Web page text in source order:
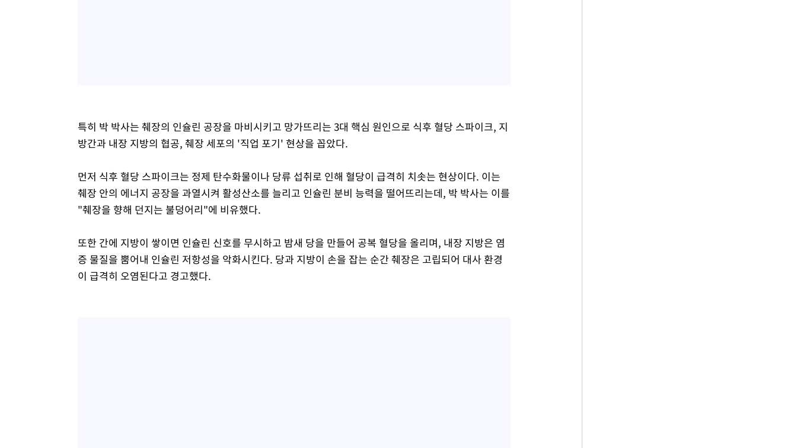
특히 박 박사는 췌장의 인슐린 공장을 마비시키고 망가뜨리는 3대 핵심 원인으로 식후 혈당 스파이크, 지
방간과 내장 지방의 협공, 췌장 세포의 '직업 포기' 현상을 꼽았다.
먼저 식후 혈당 스파이크는 정제 탄수화물이나 당류 섭취로 인해 혈당이 급격히 치솟는 현상이다. 이는
췌장 안의 에너지 공장을 과열시켜 활성산소를 늘리고 인슐린 분비 능력을 떨어뜨리는데, 박 박사는 이를
"췌장을 향해 던지는 불덩어리"에 비유했다.
또한 간에 지방이 쌓이면 인슐린 신호를 무시하고 밤새 당을 만들어 공복 혈당을 올리며, 내장 지방은 염
증 물질을 뿜어내 인슐린 저항성을 악화시킨다. 당과 지방이 손을 잡는 순간 췌장은 고립되어 대사 환경
이 급격히 오염된다고 경고했다.